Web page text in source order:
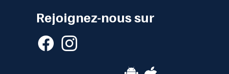
Rejoignez-nous sur